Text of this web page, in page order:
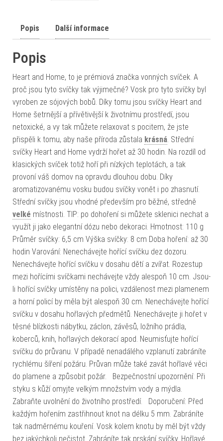
Popis Další informace
Popis
Heart and Home, to je prémiová značka vonných svíček. A
proč jsou tyto svíčky tak výjimečné? Vosk pro tyto svíčky byl
vyroben ze sójových bobů. Díky tomu jsou svíčky Heart and
Home šetrnější a přívětivější k životnímu prostředí, jsou
netoxické, a vy tak můžete relaxovat s pocitem, že jste
přispěli k tomu, aby naše příroda zůstala krásná. Střední
svíčky Heart and Home vydrží hořet až 30 hodin. Na rozdíl od
klasických svíček totiž hoří při nízkých teplotách, a tak
provoní váš domov na opravdu dlouhou dobu. Díky
aromatizovanému vosku budou svíčky vonět i po zhasnutí.
Střední svíčky jsou vhodné především pro běžné, středně
velké místnosti. TIP: po dohoření si můžete sklenici nechat a
využít ji jako elegantní dózu nebo dekoraci. Hmotnost: 110 g
Průměr svíčky: 6,5 cm Výška svíčky: 8 cm Doba hoření: až 30
hodin Varování: Nenechávejte hořící svíčku dez dozoru.
Nenechávejte hořící svíčku v dosahu dětí a zvířat. Rozestup
mezi hořícími svíčkami nechávejte vždy alespoň 10 cm. Jsou-
li hořící svíčky umístěny na polici, vzdálenost mezi plamenem
a horní policí by měla být alespoň 30 cm. Nenechávejte hořící
svíčku v dosahu hořlavých předmětů. Nenechávejte ji hořet v
těsné blízkosti nábytku, záclon, závěsů, ložního prádla,
koberců, knih, hořlavých dekorací apod. Neumisťujte hořící
svíčku do průvanu. V případě nenadálého vzplanutí zabráníte
rychlému šíření požáru. Průvan může také zavát hořlavé věci
do plamene a způsobit požár. Bezpečnostní upozornění: Při
styku s kůží omyjte velkým množstvím vody a mýdla.
Zabraňte uvolnění do životního prostředí. Doporučení: Před
každým hořením zastřihnout knot na délku 5 mm. Zabráníte
tak nadměrnému kouření. Vosk kolem knotu by měl být vždy
bez jakýchkoli nečistot. Zabráníte tak prskání svíčky. Hořlavé